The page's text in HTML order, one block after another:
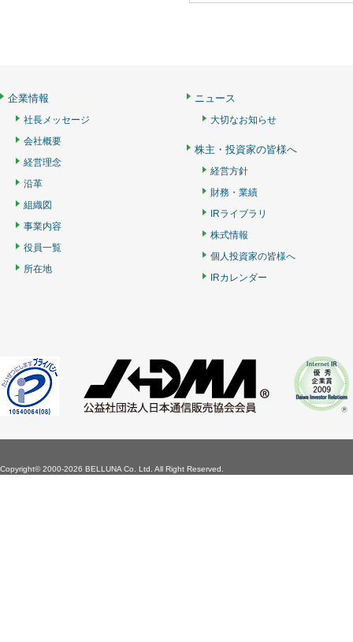
企業情報
社長メッセージ
会社概要
経営理念
沿革
組織図
事業内容
役員一覧
所在地
ニュース
大切なお知らせ
株主・投資家の皆様へ
経営方針
財務・業績
IRライブラリ
株式情報
個人投資家の皆様へ
IRカレンダー
Copyright©2000-2026 BELLUNA Co. Ltd. All Right Reserved.